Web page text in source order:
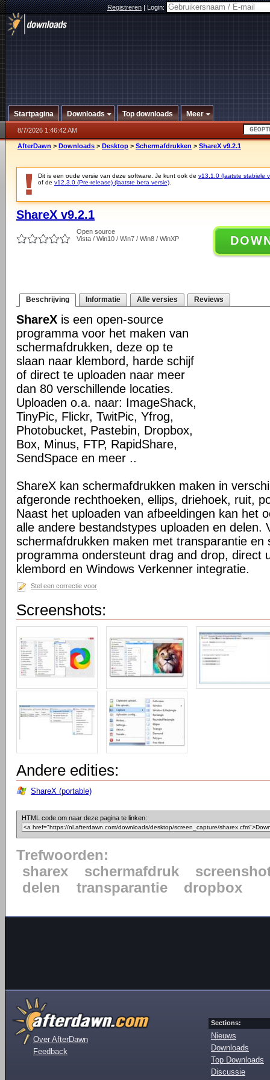
Registreren|Login:
Startpagina Downloads Top downloads Meer
8/7/2026 1:46:42 AM
AfterDawn > Downloads > Desktop > Schermafdrukken > ShareX v9.2.1
Dit is een oude versie van deze software. Je kunt ook de v13.1.0 (laatste stabiele
of de v12.3.0 (Pre-release) (laatste beta versie)
ShareX v9.2.1
Open source
Vista / Win10 / Win7 / Win8 / WinXP
Beschrijving Informatie Alle versies Reviews
ShareX is een open-source
programma voor het maken van
schermafdrukken, deze op te
slaan naar klembord, harde schijf
of direct te uploaden naar meer
dan 80 verschillende locaties.
Uploaden o.a. naar: ImageShack,
TinyPic, Flickr, TwitPic, Yfrog,
Photobucket, Pastebin, Dropbox,
Box, Minus, FTP, RapidShare,
SendSpace en meer ..
ShareX kan schermafdrukken maken in
afgeronde rechthoeken, ellips, driehoek, ruit,
Naast het uploaden van afbeeldingen kan het
alle andere bestandstypes uploaden en delen.
schermafdrukken maken met transparantie en
programma ondersteunt drag and drop, direct
klembord en Windows Verkenner integratie.
Stel een correctie voor
Screenshots:
Andere edities:
ShareX (portable)
HTML code om naar deze pagina te linken:
Trefwoorden:
sharex
schermafdruk
delen
transparantie dropbox
Over AfterDawn
Feedback
Sections:
Nieuws
Downloads
Top Downloads
Discussie